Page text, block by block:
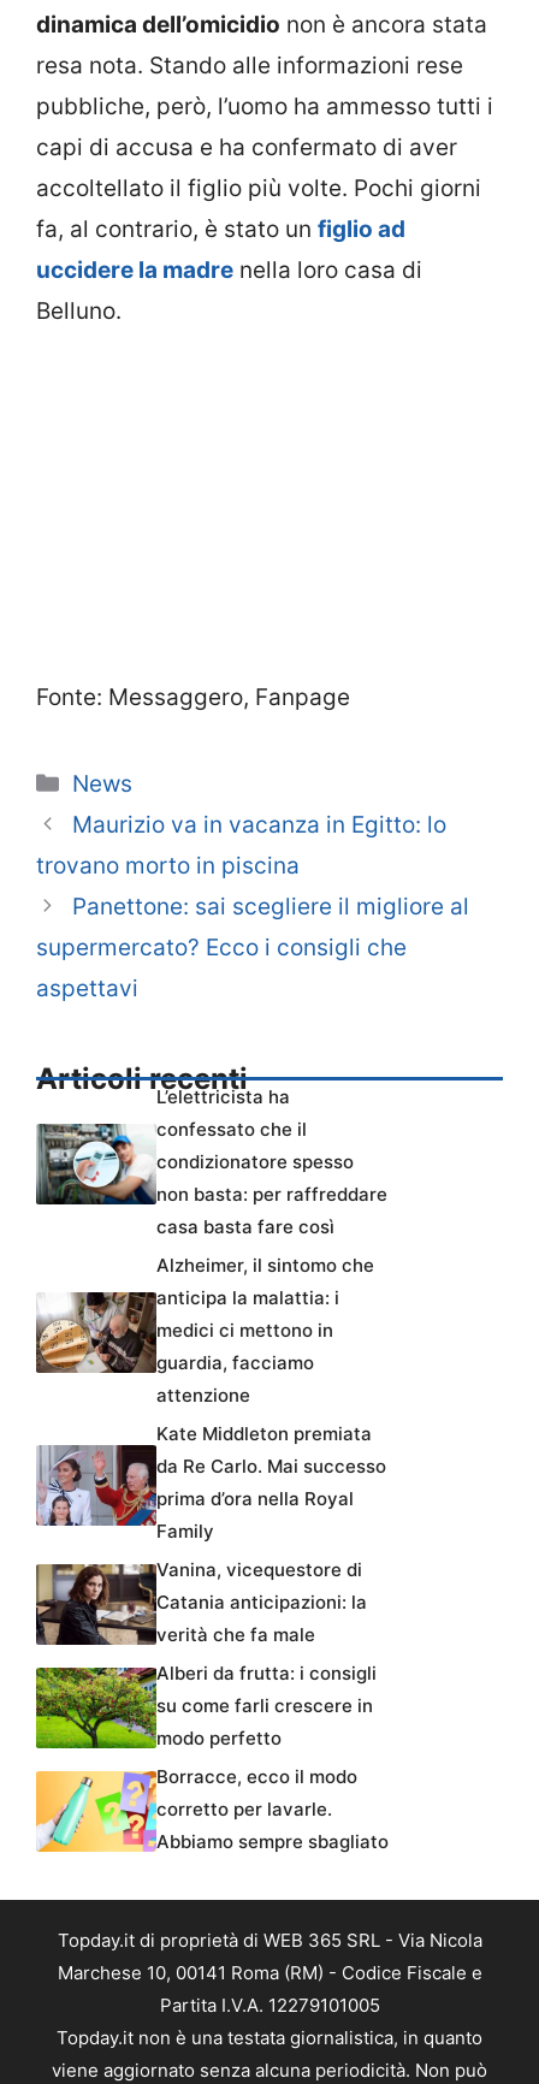
dinamica dell’omicidio non è ancora stata
resa nota. Stando alle informazioni rese
pubbliche, però, l’uomo ha ammesso tutti i
capi di accusa e ha confermato di aver
accoltellato il figlio più volte. Pochi giorni
fa, al contrario, è stato un figlio ad
uccidere la madre nella loro casa di
Belluno.
Fonte: Messaggero, Fanpage
Categorie
News
Maurizio va in vacanza in Egitto: lo
trovano morto in piscina
Panettone: sai scegliere il migliore al
supermercato? Ecco i consigli che
aspettavi
Articoli recenti
L’elettricista ha
confessato che il
condizionatore spesso
non basta: per raffreddare
casa basta fare così
Alzheimer, il sintomo che
anticipa la malattia: i
medici ci mettono in
guardia, facciamo
attenzione
Kate Middleton premiata
da Re Carlo. Mai successo
prima d’ora nella Royal
Family
Vanina, vicequestore di
Catania anticipazioni: la
verità che fa male
Alberi da frutta: i consigli
su come farli crescere in
modo perfetto
Borracce, ecco il modo
corretto per lavarle.
Abbiamo sempre sbagliato
Topday.it di proprietà di WEB 365 SRL - Via Nicola
Marchese 10, 00141 Roma (RM) - Codice Fiscale e
Partita I.V.A. 12279101005
Topday.it non è una testata giornalistica, in quanto
viene aggiornato senza alcuna periodicità. Non può